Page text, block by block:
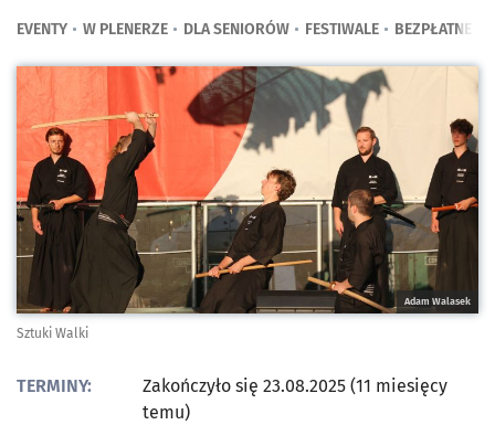
EVENTY W PLENERZE DLA SENIORÓW FESTIWALE BEZPŁATNE
Kliknij, aby powiększyć
Adam Walasek
Sztuki Walki
TERMINY:
Zakończyło się 23.08.2025 (11 miesięcy
temu)